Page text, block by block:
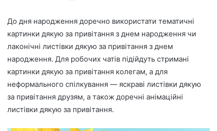
с
До дня народження доречно використати тематичні
картинки дякую за привітання з днем народження чи
лаконічні листівки дякую за привітання з днем
народження. Для робочих чатів підійдуть стримані
картинки дякую за привітання колегам, а для
неформального спілкування — яскраві листівки дякую
за привітання друзям, а також доречні анімаційні
листівки дякую за привітання.